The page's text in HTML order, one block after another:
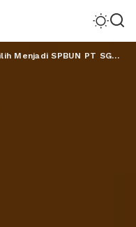
SPBUN PT SGN, Rofi Wakafkan Diri untuk Organisasi